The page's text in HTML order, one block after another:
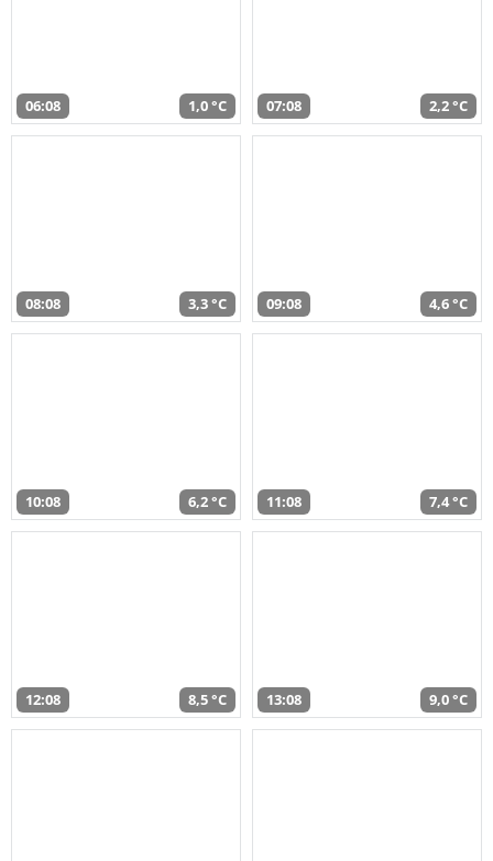
06:08 1,0 °C 07:08 2,2 °C
08:08 3,3 °C 09:08 4,6 °C
10:08 6,2 °C 11:08 7,4 °C
12:08 8,5 °C 13:08 9,0 °C